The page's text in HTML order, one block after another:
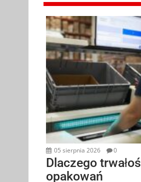
05 sierpnia 2026 0
Dlaczego
opakowań